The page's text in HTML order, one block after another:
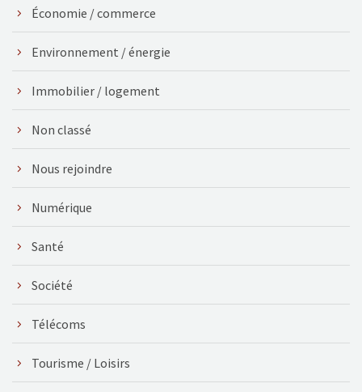
Économie / commerce
Environnement / énergie
Immobilier / logement
Non classé
Nous rejoindre
Numérique
Santé
Société
Télécoms
Tourisme / Loisirs